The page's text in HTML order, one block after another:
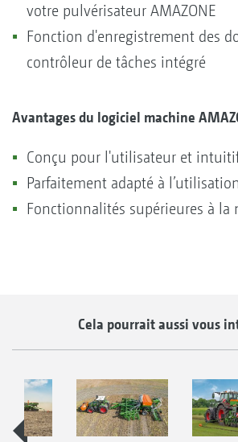
votre pulvérisateur AMAZONE
Fonction d'enregistrement des
contrôleur de tâches intégré
Avantages du logiciel machine
Conçu pour l'utilisateur et
Parfaitement adapté à
Fonctionnalités supérieures à la
Cela pourrait aussi vous